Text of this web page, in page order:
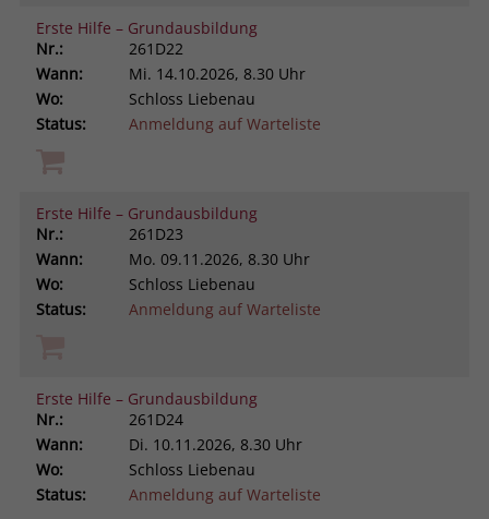
Erste Hilfe – Grundausbildung
Nr.:
261D22
Wann:
Mi. 14.10.2026, 8.30 Uhr
Wo:
Schloss Liebenau
Status:
Anmeldung auf Warteliste
Erste Hilfe – Grundausbildung
Nr.:
261D23
Wann:
Mo. 09.11.2026, 8.30 Uhr
Wo:
Schloss Liebenau
Status:
Anmeldung auf Warteliste
Erste Hilfe – Grundausbildung
Nr.:
261D24
Wann:
Di. 10.11.2026, 8.30 Uhr
Wo:
Schloss Liebenau
Status:
Anmeldung auf Warteliste